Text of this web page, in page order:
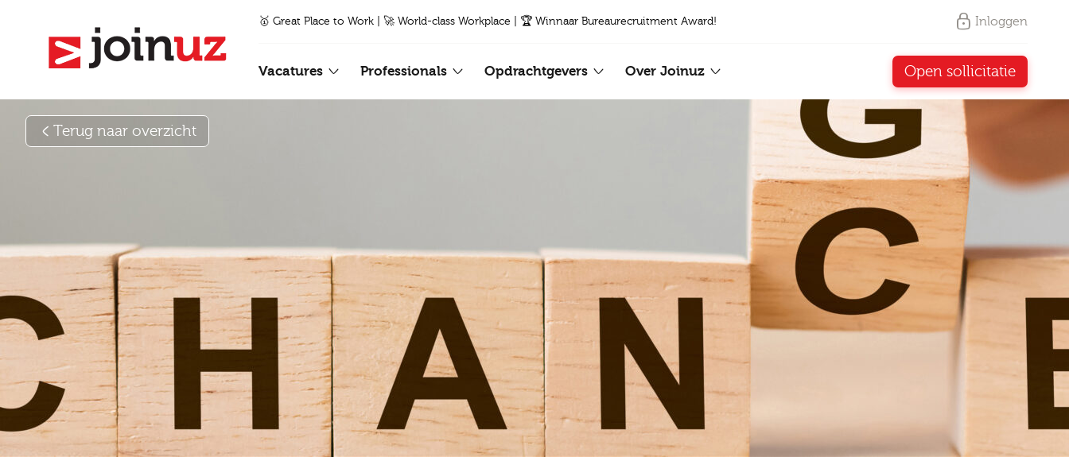
🥇 Great Place to Work | 🚀 World-class Workplace | 🏆 Winnaar Bureaurecruitment Award! Inloggen
Vacatures Professionals Opdrachtgevers Over Joinuz Open sollicitatie
Terug naar overzicht